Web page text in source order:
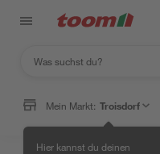
Mein Markt: Troisdorf
Hier kannst du deinen